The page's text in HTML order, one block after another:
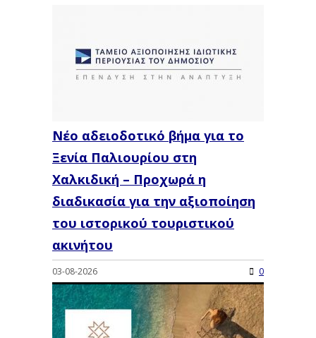
Νέο αδειοδοτικό βήμα για το
Ξενία Παλιουρίου στη
Χαλκιδική – Προχωρά η
διαδικασία για την αξιοποίηση
του ιστορικού τουριστικού
ακινήτου
03-08-2026 0